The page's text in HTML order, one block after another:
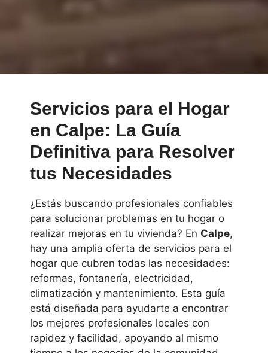
Servicios para el Hogar
en Calpe: La Guía
Definitiva para Resolver
tus Necesidades
¿Estás buscando profesionales confiables
para solucionar problemas en tu hogar o
realizar mejoras en tu vivienda? En Calpe,
hay una amplia oferta de servicios para el
hogar que cubren todas las necesidades:
reformas, fontanería, electricidad,
climatización y mantenimiento. Esta guía
está diseñada para ayudarte a encontrar
los mejores profesionales locales con
rapidez y facilidad, apoyando al mismo